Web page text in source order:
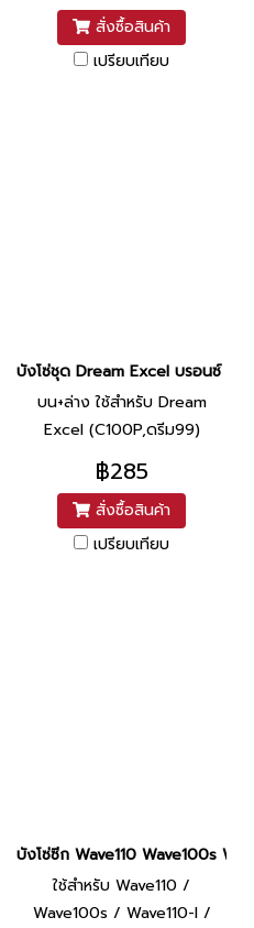
สั่งซื้อสินค้า
เปรียบเทียบ
บังโซ่ชุด Dream Excel บรอนซ์ ยี่ห้
บน+ล่าง ใช้สำหรับ Dream
Excel (C100P,ดรีม99)
฿285
สั่งซื้อสินค้า
เปรียบเทียบ
บังโซ่ซีก Wave110 Wave100s
ใช้สำหรับ Wave110 /
Wave100s / Wave110-I /